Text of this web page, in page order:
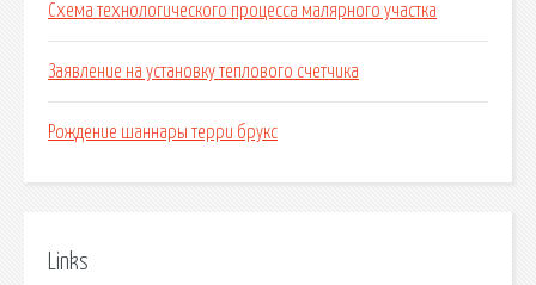
Схема технологического процесса малярного участка
Заявление на установку теплового счетчика
Рождение шаннары терри брукс
Links